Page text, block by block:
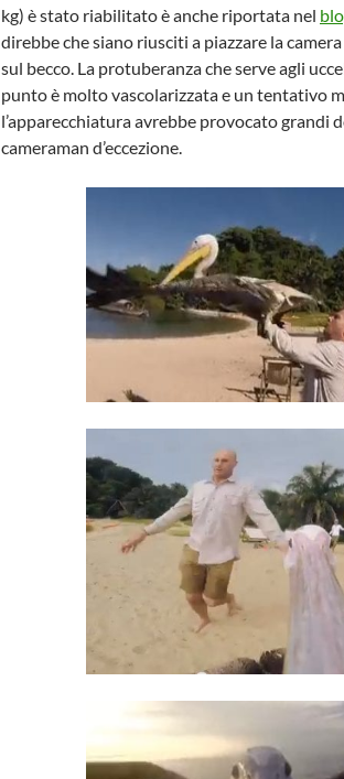
kg) è stato riabilitato è anche riportata nel
direbbe che siano riusciti a piazzare la
sul becco. La protuberanza che serve agli
punto è molto vascolarizzata e un tentativo
l’apparecchiatura avrebbe provocato grandi
cameraman d’eccezione.